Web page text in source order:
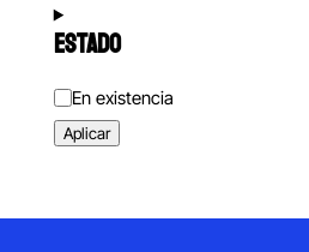
ESTADO
Estado
En existencia
Aplicar